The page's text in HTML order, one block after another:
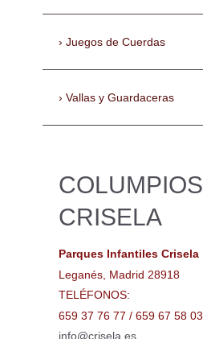
Juegos de Cuerdas
Vallas y Guardaceras
COLUMPIOS
CRISELA
Parques Infantiles Crisela
Leganés, Madrid 28918
TELÉFONOS:
659 37 76 77 / 659 67 58 03
info@crisela.es